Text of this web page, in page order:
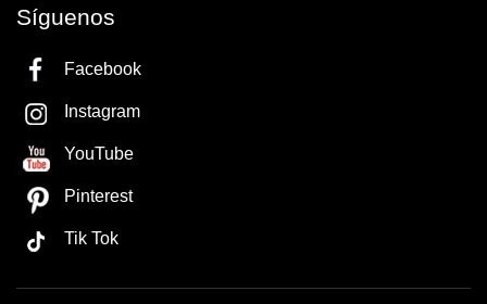
Síguenos
Facebook
Instagram
YouTube
Pinterest
Tik Tok